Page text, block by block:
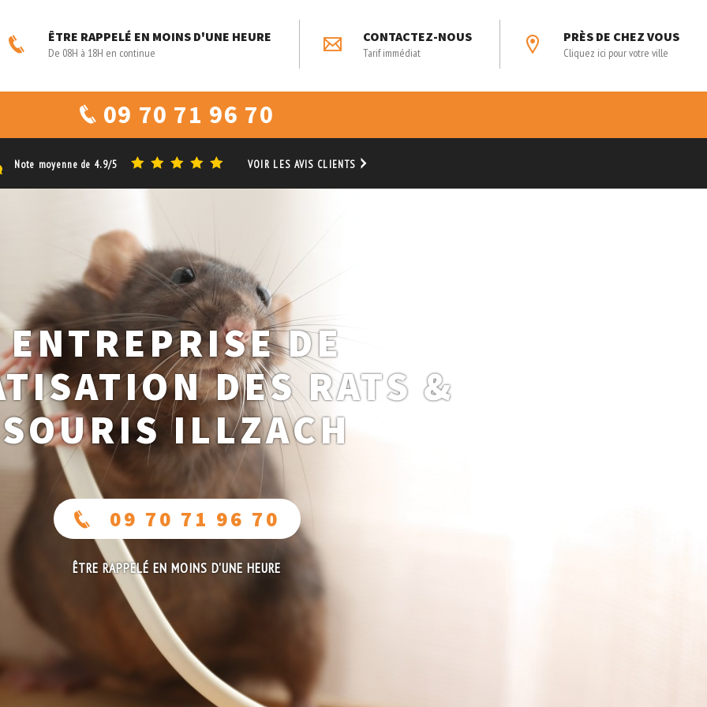
ÊTRE RAPPELÉ EN MOINS D'UNE HEURE
De 08H à 18H en continue
CONTACTEZ-NOUS
Tarif immédiat
PRÈS DE CHEZ VOUS
Cliquez ici pour votre ville
09 70 71 96 70
Note moyenne de4.9/5 VOIR LES AVIS CLIENTS
ENTREPRISE DE
DES RATS &
SOURIS ILLZACH
09 70 71 96 70
ÊTRE RAPPELÉ EN MOINS D'UNE HEURE